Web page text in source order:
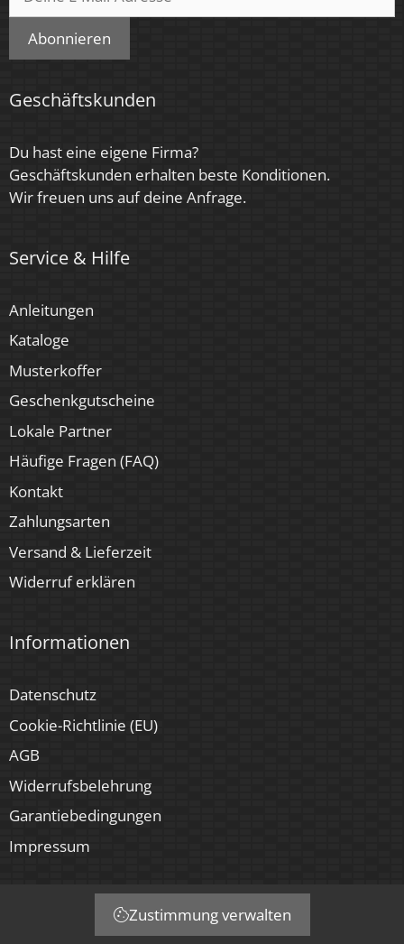
Farbkonsistenz
< 6 SDCM
Energieeffizienzklasse
Herstellergarantie
4 Jahre
Luxvenum
Für Möbeleinbau geeignet
Ja
Abonnieren
Geschäftskunden
Du hast eine eigene Firma?
Geschäftskunden erhalten beste Konditionen.
Wir freuen uns auf deine Anfrage.
Service & Hilfe
Anleitungen
Kataloge
Musterkoffer
Geschenkgutscheine
Lokale Partner
Häufige Fragen (FAQ)
Kontakt
Zahlungsarten
Versand & Lieferzeit
Widerruf erklären
Informationen
Datenschutz
Cookie-Richtlinie (EU)
AGB
Widerrufsbelehrung
Garantiebedingungen
Impressum
Zustimmung verwalten